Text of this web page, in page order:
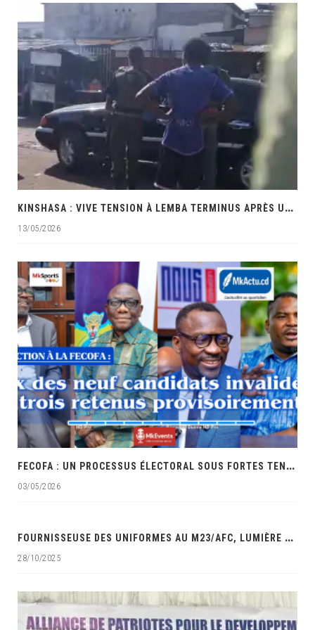
K
INSHASA : VIVE TENSION À LEMBA TERMINUS APRÈS UNE INTERVENTION MUSCLÉE DES PRÉSUMÉS POLICIERS
13/05/2026
F
ECOFA : UN PROCESSUS ÉLECTORAL SOUS FORTES TENSIONS ET ACCUSATIONS DE FAVORITISME
03/05/2026
‎
FOURNISSEUSE DES UNIFORMES AU M23/AFC, LUMIÈRE MAUWA OCÉAN DANS LES VISEURS DES SERVICES DE SÉCURITÉ DE LA RDC‎
28/10/2025